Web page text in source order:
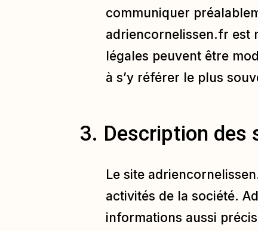
communiquer
adriencornelissen.fr est
légales peuvent être
à s’y référer le plus
3. Description des
Le site
activités de la société.
informations aussi